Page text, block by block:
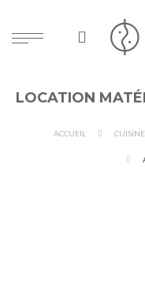
LOCATION
ACCUEIL